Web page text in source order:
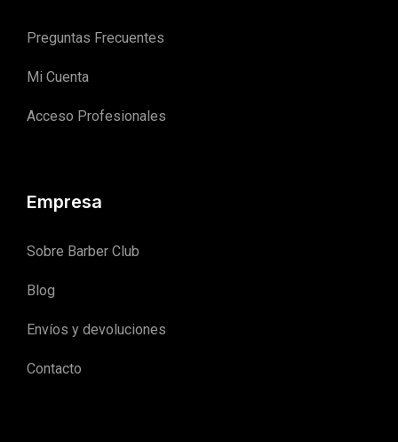
Preguntas Frecuentes
Mi Cuenta
Acceso Profesionales
Empresa
Sobre Barber Club
Blog
Envíos y devoluciones
Contacto